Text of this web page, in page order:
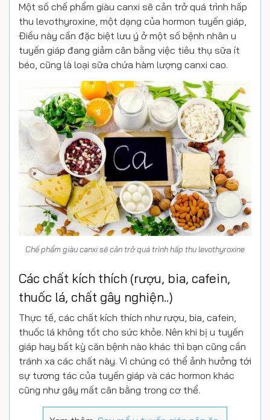
Một số chế phẩm giàu canxi sẽ cản trở quá trình hấp
thu levothyroxine, một dạng của hormon tuyến giáp,
Điều này cần đặc biệt lưu ý ở một số bệnh nhân u
tuyến giáp đang giảm cân bằng việc tiêu thụ sữa ít
béo, cũng là loại sữa chứa hàm lượng canxi cao.
Chế phẩm giàu canxi sẽ cản trở quá trình hấp thu levothyroxine
Các chất kích thích (rượu, bia, cafein,
thuốc lá, chất gây nghiện..)
Thực tế, các chất kích thích như rượu, bia, cafein,
thuốc lá không tốt cho sức khỏe. Nên khi bị u tuyến
giáp hay bất kỳ căn bệnh nào khác thì bạn cũng cần
tránh xa các chất này. Vì chúng có thể ảnh hưởng tới
sự tương tác của tuyến giáp và các hormon khác
cũng như gây mất cân bằng trong cơ thể.